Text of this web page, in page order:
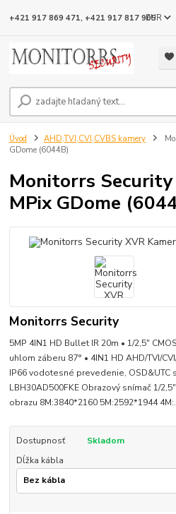
EUR
+421 917 869 471, +421 917 817 905
Úvod AHD,TVI,CVI,CVBS kamery
GDome (6044B)
Monitorrs Security
MPix GDome
Monitorrs Security
5MP 4IN1 HD Bullet IR 20m • 1/2,5"
uhlom záberu 87° • 4IN1 HD AHD/TVI/
IP66 vodotesné prevedenie,
LBH30AD500FKE Obrazový snímač 1/
obrazu 8M:3840*2160 5M:2592*1944
Dostupnosť
Skladom
Dĺžka kábla